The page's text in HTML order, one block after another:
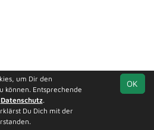
OK
um Dir den
können. Entsprechende
Datenschutz.
Du Dich mit der